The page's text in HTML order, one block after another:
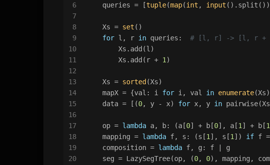
6
7
8
9
10
11
12
13
14
15
16
17
18
19
20
    queries = [
tuple(map(int , input
    Xs =
set ()
for l, r in queries: # [l, r] -> [l, r +
        Xs.add(l)
        Xs.add(r +
1 )
    Xs =
sorted (Xs)
    mapX = {val: i
for i, val in enumerate
    data = [(
0, y - x) for x, y in
    op =
lambda a, b: (a[0] + b[0], a[1 ] + b[1
    mapping =
lambda f, s: (s[1 ], s[1 ]) if f
    composition =
lambda f, g: f | g
    seg = LazySegTree(op, (
0, 0), mapping,